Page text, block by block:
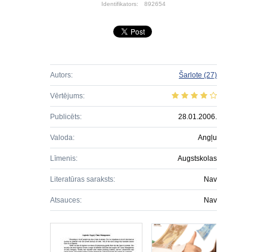
Identifikators: 892654
Autors: Šarlote (27)
Vērtējums:
Publicēts: 28.01.2006.
Valoda: Angļu
Līmenis: Augstskolas
Literatūras saraksts: Nav
Atsauces: Nav